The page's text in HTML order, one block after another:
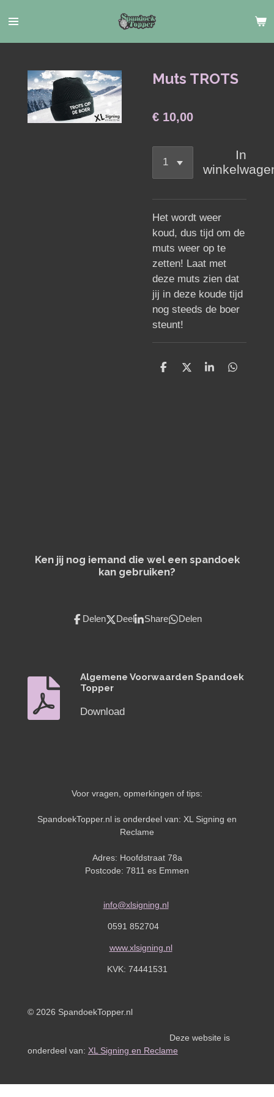
direct
naar
hoofdinhoud
Muts TROTS
€ 10,00
In
Het wordt weer
koud, dus tijd om de
muts weer op te
zetten! Laat met
deze muts zien dat
jij in deze koude tijd
nog steeds de boer
steunt!
D
D
S
D
Ken jij nog iemand die wel een spandoek
kan gebruiken?
Delen Deel Share Delen
Algemene Voorwaarden Spandoek
Topper
Download
Voor vragen, opmerkingen of tips:
SpandoekTopper.nl is onderdeel van: XL Signing en
Reclame
Adres: Hoofdstraat 78a
Postcode: 7811 es Emmen
info@xlsigning.nl
0591 852704
www.xlsigning.nl
KVK: 74441531
© 2026 SpandoekTopper.nl
Deze website is
onderdeel van: XL Signing en Reclame